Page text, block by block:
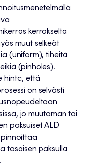
kerrokselta
muut selkeät
(uniform), tiheitä
(pinholes).
hinta, että
on selvästi
jo muutaman tai
paksuiset ALD
tasaisen paksulla